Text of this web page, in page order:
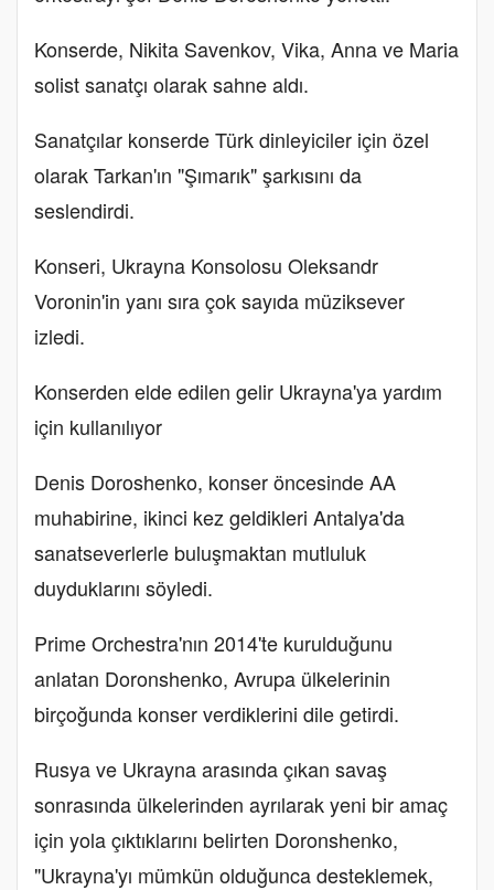
Konserde, Nikita Savenkov, Vika, Anna ve Maria
solist sanatçı olarak sahne aldı.
Sanatçılar konserde Türk dinleyiciler için özel
olarak Tarkan'ın "Şımarık" şarkısını da
seslendirdi.
Konseri, Ukrayna Konsolosu Oleksandr
Voronin'in yanı sıra çok sayıda müziksever
izledi.
Konserden elde edilen gelir Ukrayna'ya yardım
için kullanılıyor
Denis Doroshenko, konser öncesinde AA
muhabirine, ikinci kez geldikleri Antalya'da
sanatseverlerle buluşmaktan mutluluk
duyduklarını söyledi.
Prime Orchestra'nın 2014'te kurulduğunu
anlatan Doronshenko, Avrupa ülkelerinin
birçoğunda konser verdiklerini dile getirdi.
Rusya ve Ukrayna arasında çıkan savaş
sonrasında ülkelerinden ayrılarak yeni bir amaç
için yola çıktıklarını belirten Doronshenko,
"Ukrayna'yı mümkün olduğunca desteklemek,